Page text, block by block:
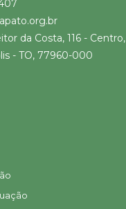
da Costa, 116 - Centro,
- TO, 77960-000